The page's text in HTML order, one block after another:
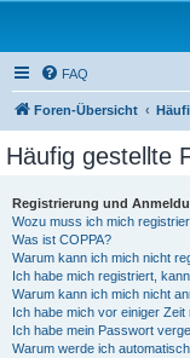
FAQ
Foren-Übersicht
Häufig gestellte
Registrierung und
Wozu muss ich mich
Was ist COPPA?
Warum kann ich mich nicht
Ich habe mich registriert,
Warum kann ich mich nicht
Ich habe mich vor einiger
Ich habe mein Passwort
Warum werde ich